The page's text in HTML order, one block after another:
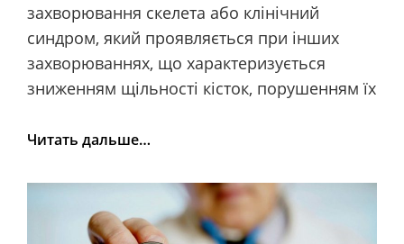
захворювання скелета або клінічний
синдром, який проявляється при інших
захворюваннях, що характеризується
зниженням щільності кісток, порушенням їх
Читать дальше…